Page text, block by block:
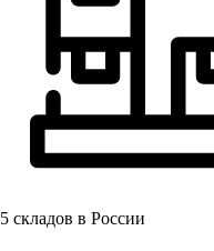
5 складов в России